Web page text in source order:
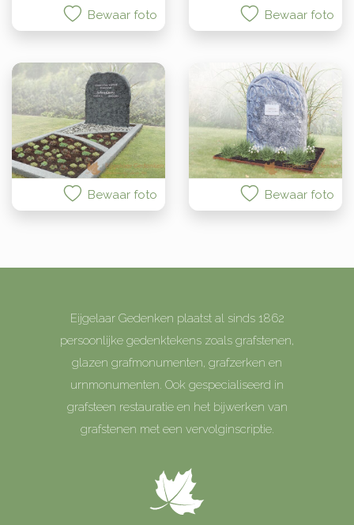
Bewaar foto Bewaar foto
Bewaar foto Bewaar foto
Eijgelaar Gedenken plaatst al sinds 1862
persoonlijke gedenktekens zoals grafstenen,
glazen grafmonumenten, grafzerken en
urnmonumenten. Ook gespecialiseerd in
grafsteen restauratie en het bijwerken van
grafstenen met een vervolginscriptie.